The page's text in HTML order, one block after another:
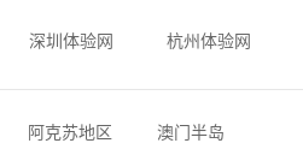
深圳体验网 杭州体验网
阿克苏地区 澳门半岛